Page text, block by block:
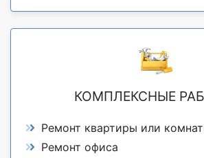
КОМПЛЕКСНЫЕ
Ремонт квартиры или
Ремонт офиса